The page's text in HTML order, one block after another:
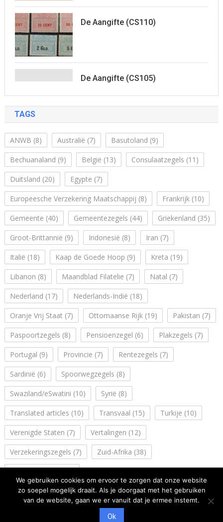
De Aangifte (CS110)
De Aangifte (CS105)
TAGS
ANWB (8) Australië (7) Basutoland (9)
Bechuanaland (9) België (13) Consulaatzegels (11)
Duitsland (20) Egypte (7)
Europeesche Verzekering Maatschappij (8) Frankrijk(10)
Gemeente (40) Gemeentezegels (44) Griekenland (35)
Groot-Brittannië (9) Indonesië (8) Iran (7)
Italië (18) Kaap de Goede Hoop (9) Kreta (19)
Libanon (8) Maandblad Filatelie (7) Natal (7)
Nederland (17) Nederlands-Indië (18)
Oranje Vrij Staat (7) Ottomaanse Rijk(19) Pakistan (7)
Paspoortzegels (8) Pensioenzegel (6) Plakzegels (7)
Portugal (9) Provincie (7) Rentezegels (7)
Sardinië (6) Spoorwegzegels (8)
Swaziland/eSwatini (10) Syrië (8)
Translated articles (10) Transvaal (15) Turkije (10)
Verenigde Staten (7) Vertalingen (12)
Verzekeringszegels (7) Zuid-Afrika (38)
We gebruiken cookies om ervoor te zorgen dat onze website
zo soepel mogelijk draait. Als je doorgaat met het gebruiken
van de website, gaan we er vanuit dat je ermee instemt.
Ok